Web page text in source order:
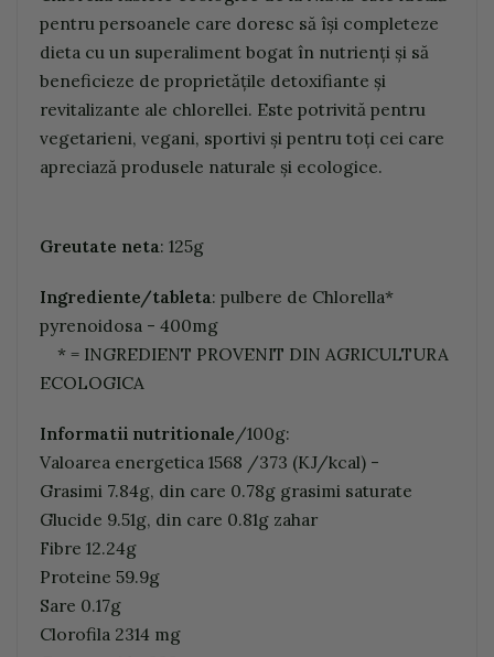
pentru persoanele care doresc să își completeze
dieta cu un superaliment bogat în nutrienți și să
beneficieze de proprietățile detoxifiante și
revitalizante ale chlorellei. Este potrivită pentru
vegetarieni, vegani, sportivi și pentru toți cei care
apreciază produsele naturale și ecologice.
Greutate neta: 125g
Ingrediente/tableta: pulbere de Chlorella*
pyrenoidosa - 400mg
* = INGREDIENT PROVENIT DIN AGRICULTURA
ECOLOGICA
Informatii nutritionale/100g:
Valoarea energetica 1568 /373 (KJ/kcal) -
Grasimi 7.84g, din care 0.78g grasimi saturate
Glucide 9.51g, din care 0.81g zahar
Fibre 12.24g
Proteine 59.9g
Sare 0.17g
Clorofila 2314 mg